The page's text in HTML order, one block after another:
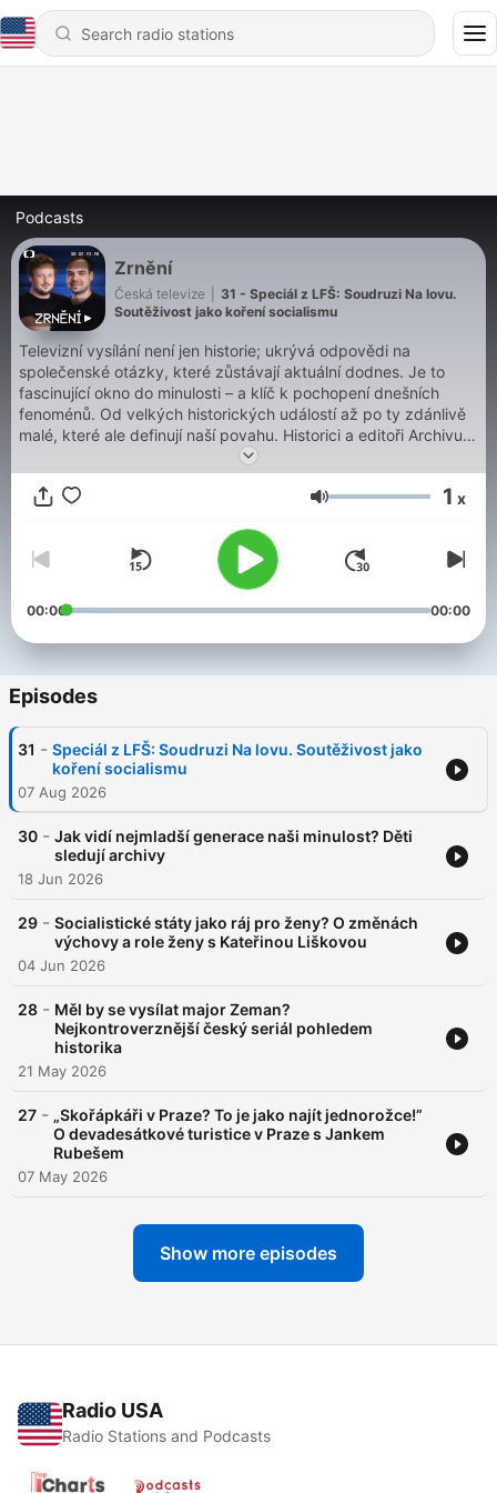
Podcasts
Zrnění
Česká televize
31 - Speciál z LFŠ: Soudruzi Na lovu.
Soutěživost jako koření socialismu
Televizní vysílání není jen historie; ukrývá odpovědi na
společenské otázky, které zůstávají aktuální dodnes. Je to
fascinující okno do minulosti – a klíč k pochopení dnešních
fenoménů. Od velkých historických událostí až po ty zdánlivě
malé, které ale definují naší povahu. Historici a editoři Archivu
ČT Jakubové Hošek a Adamus vybírají ty nejzajímavější
záznamy, rozkrývají jejich příběhy a dávají jim nový, současný
kontext. Zvou si hosty, kteří dodávají hloubku i nečekané
Volume 1 x
00:00 00:00
Episodes
31 - Speciál z LFŠ: Soudruzi Na lovu. Soutěživost jako
koření socialismu
07 Aug 2026
30 - Jak vidí nejmladší generace naši minulost? Děti
sledují archivy
18 Jun 2026
29 - Socialistické státy jako ráj pro ženy? O změnách
výchovy a role ženy s Kateřinou Liškovou
04 Jun 2026
28 - Měl by se vysílat major Zeman?
Nejkontroverznější český seriál pohledem
historika
21 May 2026
27 - „Skořápkáři v Praze? To je jako najít jednorožce!”
O devadesátkové turistice v Praze s Jankem
Rubešem
07 May 2026
Show more episodes
Radio USA
Radio Stations and Podcasts